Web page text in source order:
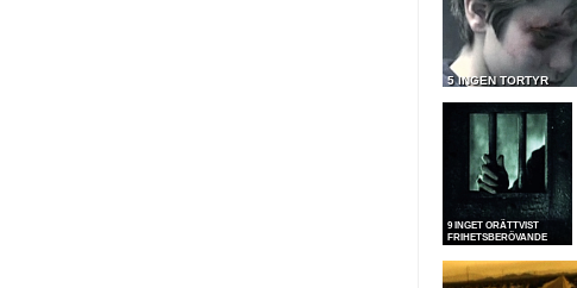
5 INGEN TORTYR
9 INGET ORÄTTVIST
FRIHETSBERÖVANDE